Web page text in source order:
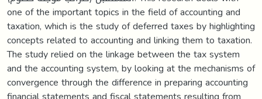
one of the important topics in the field of accounting and
taxation, which is the study of deferred taxes by highlighting
concepts related to accounting and linking them to taxation.
The study relied on the linkage between the tax system
and the accounting system, by looking at the mechanisms of
convergence through the difference in preparing accounting